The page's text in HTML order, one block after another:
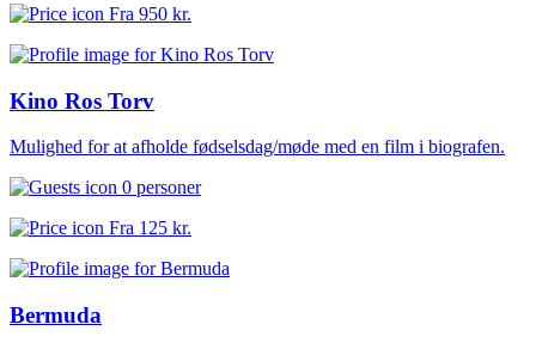
Fra 950 kr.
Kino Ros Torv
Mulighed for at afholde fødselsdag/møde med en film i biografen.
0 personer
Fra 125 kr.
Bermuda